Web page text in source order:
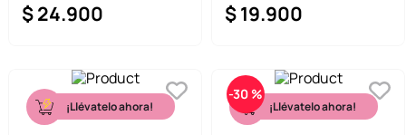
$24.900 $19.900
¡Llévatelo ahora!
-30 %
¡Llévatelo ahora!